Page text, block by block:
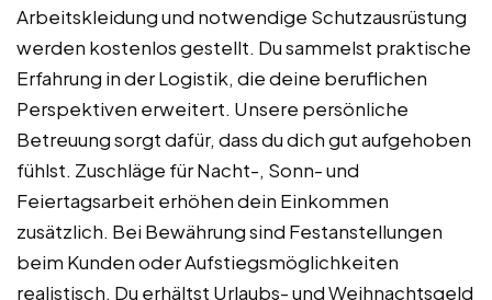
Arbeitskleidung und notwendige Schutzausrüstung
werden kostenlos gestellt. Du sammelst praktische
Erfahrung in der Logistik, die deine beruflichen
Perspektiven erweitert. Unsere persönliche
Betreuung sorgt dafür, dass du dich gut aufgehoben
fühlst. Zuschläge für Nacht-, Sonn- und
Feiertagsarbeit erhöhen dein Einkommen
zusätzlich. Bei Bewährung sind Festanstellungen
beim Kunden oder Aufstiegsmöglichkeiten
realistisch. Du erhältst Urlaubs- und Weihnachtsgeld